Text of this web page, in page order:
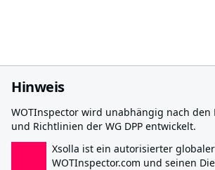
Hinweis
WOTInspector wird unabhängig nach den
und Richtlinien der WG DPP entwickelt.
Xsolla ist ein autorisierter
WOTInspector.com und seinen